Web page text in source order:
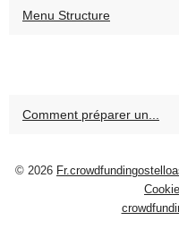
Menu Structure
Comment préparer un...
© 2026